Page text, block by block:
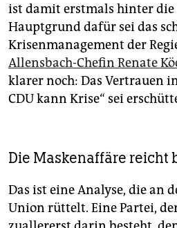
ist damit erstmals hinter die
Hauptgrund dafür sei das
Krisenmanagement der
Allensbach-Chefin Renate
klarer noch: Das Vertrauen
CDU kann Krise“ sei
Die Maskenaffäre reicht
Das ist eine Analyse, die an
Union rüttelt. Eine Partei,